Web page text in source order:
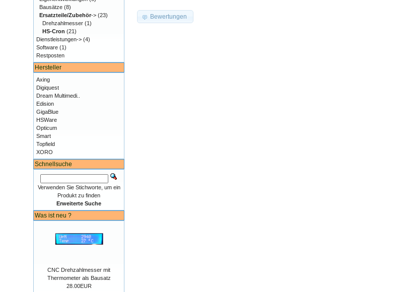
Bewertungen
Bausätze (8)
Ersatzteile/Zubehör-> (23)
Drehzahlmesser (1)
HS-Cron (21)
Dienstleistungen-> (4)
Software (1)
Restposten
Hersteller
Axing
Digiquest
Dream Multimedi..
Edision
GigaBlue
HSWare
Opticum
Smart
Topfield
XORO
Schnellsuche
Verwenden Sie Stichworte, um ein
Produkt zu finden
Erweiterte Suche
Was ist neu ?
CNC Drehzahlmesser mit
Thermometer als Bausatz
28.00EUR